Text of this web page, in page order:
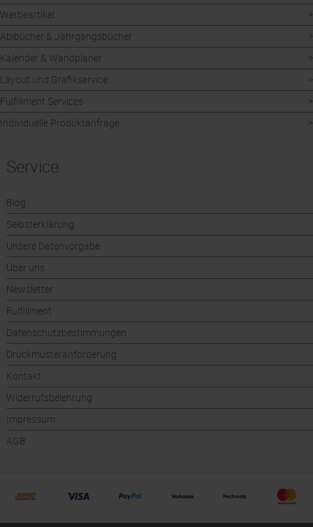
Werbeartikel
Abibücher & Jahrgangsbücher
Kalender & Wandplaner
Layout und Grafikservice
Fulfillment Services
Individuelle Produktanfrage
Service
Blog
Selbsterklärung
Unsere Datenvorgabe
Über uns
Newsletter
Fulfillment
Datenschutzbestimmungen
Druckmusteranforderung
Kontakt
Widerrufsbelehrung
Impressum
AGB